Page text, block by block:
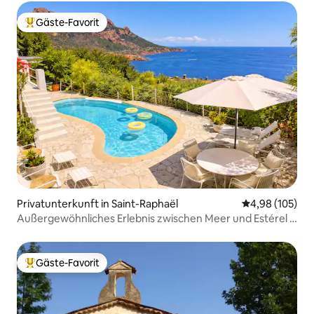
Beliebter Gäste-Favorit.
Gäste-Favorit
Privatunterkunft in Saint-Raphaël
4,98 (105)
Außergewöhnliches Erlebnis zwischen Meer und Estérel #
Beliebter Gäste-Favorit.
Gäste-Favorit